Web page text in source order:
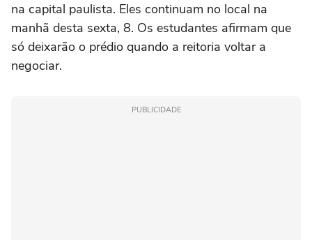
na capital paulista. Eles continuam no local na
manhã desta sexta, 8. Os estudantes afirmam que
só deixarão o prédio quando a reitoria voltar a
negociar.
PUBLICIDADE